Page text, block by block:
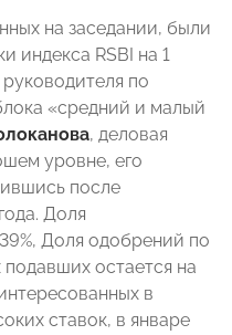
на заседании, были
индекса RSBI на 1
по
«средний и малый
, деловая
уровне, его
после
Доля
Доля одобрений по
подавших остается на
в
ставок, в январе